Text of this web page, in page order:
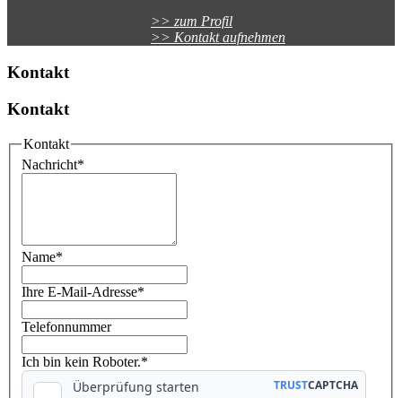
>> zum Profil
>> Kontakt aufnehmen
Kontakt
Kontakt
Kontakt
Nachricht*
Name*
Ihre E-Mail-Adresse*
Telefonnummer
Ich bin kein Roboter.*